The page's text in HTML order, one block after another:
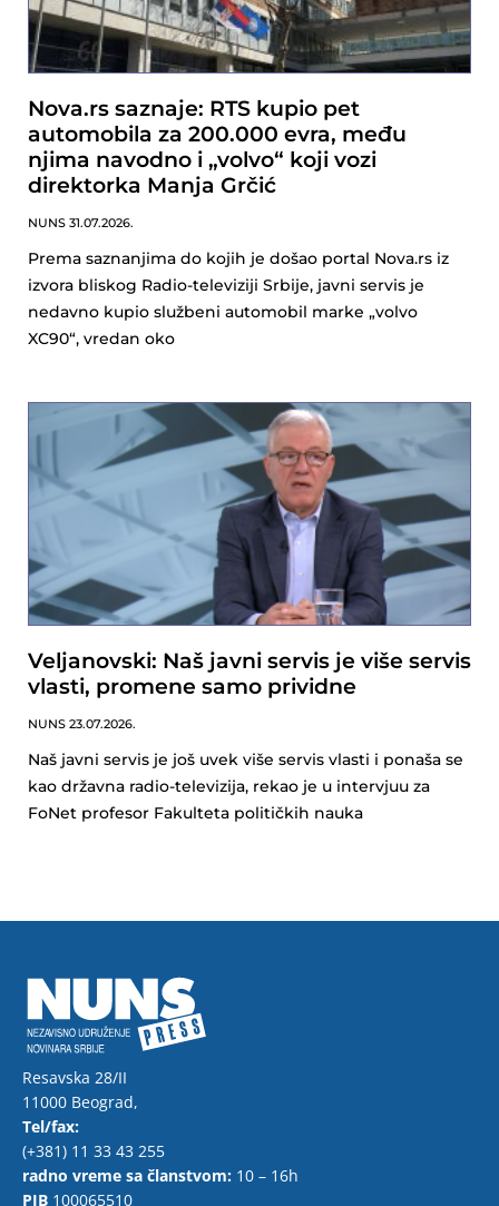
Nova.rs saznaje: RTS kupio pet
automobila za 200.000 evra, među
njima navodno i „volvo“ koji vozi
direktorka Manja Grčić
NUNS 31.07.2026.
Prema saznanjima do kojih je došao portal Nova.rs iz
izvora bliskog Radio-televiziji Srbije, javni servis je
nedavno kupio službeni automobil marke „volvo
XC90“, vredan oko
Veljanovski: Naš javni servis je više servis
vlasti, promene samo prividne
NUNS 23.07.2026.
Naš javni servis je još uvek više servis vlasti i ponaša se
kao državna radio-televizija, rekao je u intervjuu za
FoNet profesor Fakulteta političkih nauka
Resavska 28/II
11000 Beograd,
Tel/fax:
(+381) 11 33 43 255
radno vreme sa članstvom: 10 – 16h
PIB 100065510